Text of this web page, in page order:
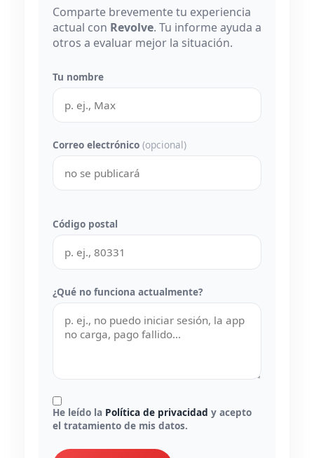
Comparte brevemente tu experiencia
actual con Revolve. Tu informe ayuda a
otros a evaluar mejor la situación.
Tu nombre
Correo electrónico (opcional)
Código postal
¿Qué no funciona actualmente?
He leído la Política de privacidad y acepto
el tratamiento de mis datos.